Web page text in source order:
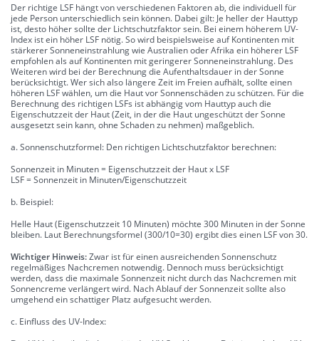
Der richtige LSF hängt von verschiedenen Faktoren ab, die individuell für
jede Person unterschiedlich sein können. Dabei gilt: Je heller der Hauttyp
ist, desto höher sollte der Lichtschutzfaktor sein. Bei einem höherem UV-
Index ist ein höher LSF nötig. So wird beispielsweise auf Kontinenten mit
stärkerer Sonneneinstrahlung wie Australien oder Afrika ein höherer LSF
empfohlen als auf Kontinenten mit geringerer Sonneneinstrahlung. Des
Weiteren wird bei der Berechnung die Aufenthaltsdauer in der Sonne
berücksichtigt. Wer sich also längere Zeit im Freien aufhält, sollte einen
höheren LSF wählen, um die Haut vor Sonnenschäden zu schützen. Für die
Berechnung des richtigen LSFs ist abhängig vom Hauttyp auch die
Eigenschutzzeit der Haut (Zeit, in der die Haut ungeschützt der Sonne
ausgesetzt sein kann, ohne Schaden zu nehmen) maßgeblich.
a. Sonnenschutzformel: Den richtigen Lichtschutzfaktor berechnen:
Sonnenzeit in Minuten = Eigenschutzzeit der Haut x LSF
LSF = Sonnenzeit in Minuten/Eigenschutzzeit
b. Beispiel:
Helle Haut (Eigenschutzzeit 10 Minuten) möchte 300 Minuten in der Sonne
bleiben. Laut Berechnungsformel (300/10=30) ergibt dies einen LSF von 30.
Wichtiger Hinweis:Zwar ist für einen ausreichenden Sonnenschutz
regelmäßiges Nachcremen notwendig. Dennoch muss berücksichtigt
werden, dass die maximale Sonnenzeit nicht durch das Nachcremen mit
Sonnencreme verlängert wird. Nach Ablauf der Sonnenzeit sollte also
umgehend ein schattiger Platz aufgesucht werden.
c. Einfluss des UV-Index: